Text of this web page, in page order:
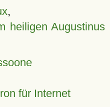
,
heiligen Augustinus
für Internet